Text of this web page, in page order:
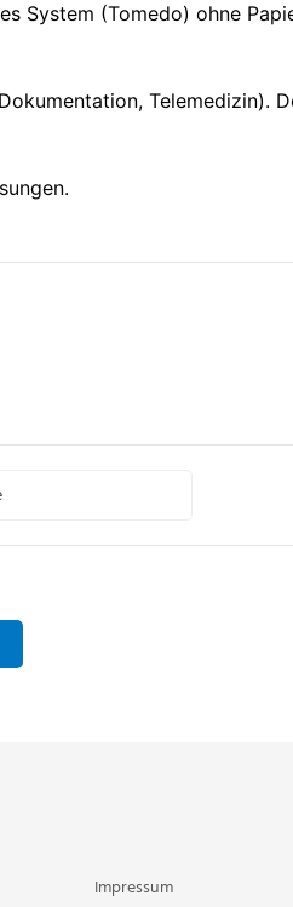
System (Tomedo) ohne
Telemedizin).
Impressum